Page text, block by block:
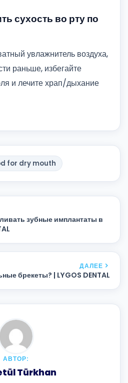
сухость во рту по
увлажнитель воздуха,
раньше, избегайте
и лечите храп/дыхание
for dry mouth
зубные имплантаты в
ДАЛЕЕ
брекеты? | LYGOS DENTAL
АВТОР:
Türkhan